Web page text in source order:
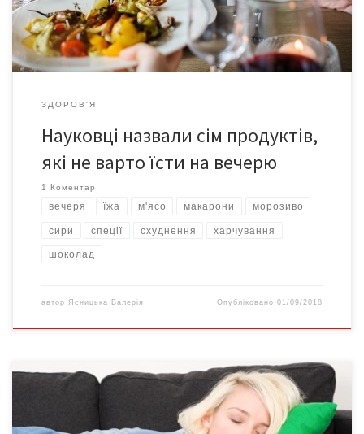
запускаються в нашому організмі під […]
ЗДОРОВ'Я
Науковці назвали сім продуктів,
які не варто їсти на вечерю
1 Коментар
вечеря їжа м'ясо макарони морозиво
сири спеції схуднення харчування
шоколад
автор Ясницька Валерія Опубліковано01/09/2018
Гіподинамія. Сучасні люди тривалий час перебувають сидячи:
за комп’ютерами, на робочих місцях, у транспорті чи власній